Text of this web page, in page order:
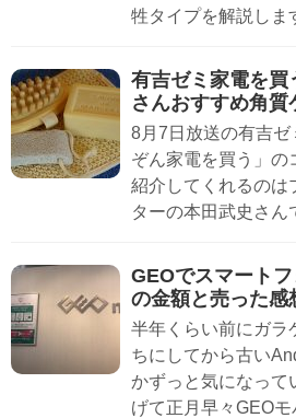
牲タイプを解説しま
有吉ゼミ家電を
さんおすすめ角質
8月7日放送の有吉
ぞん家電を買う」の
紹介してくれるのは
ターの本田武史さん
GEOでスマート
の金額と売った感
半年くらい前にガラ
ちにしてから古い
かずっと気になって
げて正月早々GEOモ